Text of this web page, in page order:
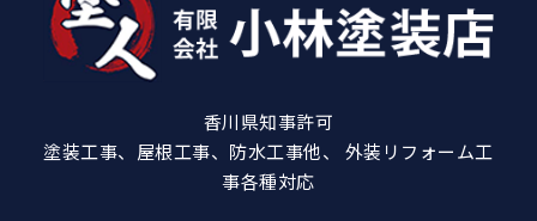
香川県知事許可
塗装工事、屋根工事、防水工事他、 外装リフォーム工
事各種対応